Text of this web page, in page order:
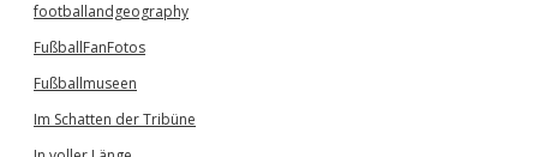
footballandgeography
FußballFanFotos
Fußballmuseen
Im Schatten der Tribüne